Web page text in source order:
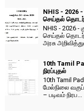
NHIS - 2026 -
செய்தல்
NHIS - 2026 -
செய்தல்
அரசு
10th Tamil
நிரப்புதல்
10th Tamil
மேல்நிலை
– படிவம் நிரப...